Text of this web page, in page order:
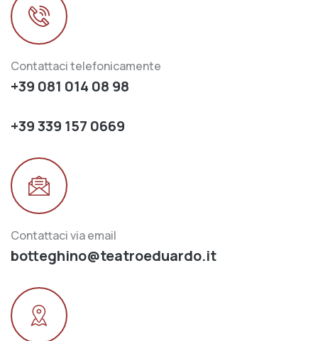
Contattaci telefonicamente
+39 081 014 08 98
+39 339 157 0669
Contattaci via email
botteghino@teatroeduardo.it